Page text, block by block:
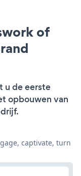
of
u de eerste
opbouwen van
captivate, turn